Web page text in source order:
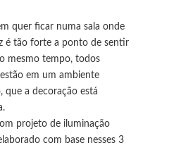
quer ficar numa sala onde
é tão forte a ponto de sentir
mesmo tempo, todos
em um ambiente
que a decoração está
projeto de iluminação
com base nesses 3